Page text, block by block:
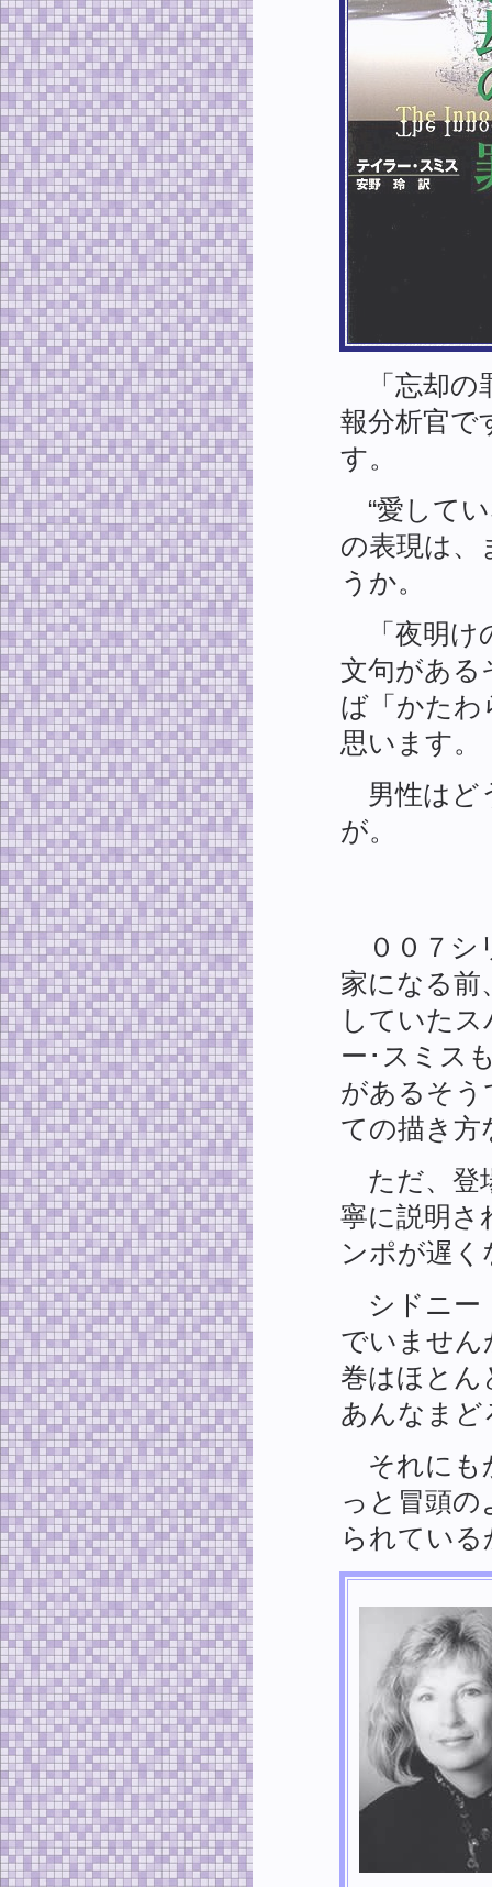
「忘却の
報分析官で
す。
“愛してい
の表現は、
うか。
「夜明け
文句がある
ば「かたわ
思います。
男性はど
が。
００７シ
家になる前
していた
ー･スミス
があるそう
ての描き方
ただ、登
寧に説明さ
ンポが遅
シドニー
でいません
巻はほとん
あんなま
それにも
っと冒頭
られてい